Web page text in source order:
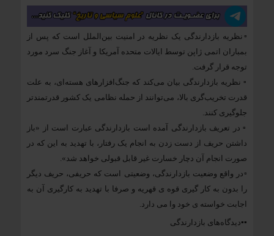
▫️نظریه بازدارندگی یک نظریه در امنیت بین‌الملل است که پس از
بمباران اتمی ژاپن توسط ایالات متحده آمریکا و آغاز جنگ سرد مورد
توجه قرار گرفت.
▫️ نظریه بازدارندگی بیان می‌کند که جنگ‌افزارهای هسته‌ای، به علت
قدرت تخریب‌گری بالا، می‌توانند از حمله نظامی یک کشور قدرتمندتر
جلوگیری کنند.
▫️ در تعریف بازدارندگی آمده است بازدارندگی عبارت است از «باز
داشتن حریف از دست زدن به انجام یک رفتار، با تهدید به این که در
صورت انجام آن دچار خسارت غیر قابل قبولی خواهد شد».
▫️در واقع وضعیت بازدارندگی، وضعیتی است که حریفی، حریف دیگر
را بدون به کار گیری قوه ی قهریه و صرفا با تهدید به کارگیری آن به
اجابت خواسته ی خود وا می دارد.
▪️▪️دیدگاه‌های بازدارندگی